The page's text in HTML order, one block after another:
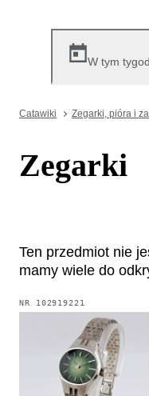
W tym
Catawiki Zegarki, pióra i
Zegarki
Ten przedmiot nie
mamy wiele do
NR 102919221